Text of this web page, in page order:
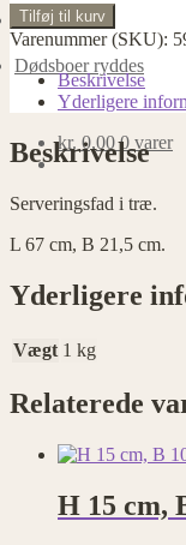
Om os
Dødsboer ryddes
kr. 0,00 0 varer
Serveringsfad
i
træ
antal
Tilføj til kurv
Varenummer (SKU):
Beskrivelse
Yderligere
Beskrivelse
Serveringsfad i træ.
L 67 cm, B 21,5 cm.
Yderligere
Vægt 1 kg
Relaterede
H 15 cm,